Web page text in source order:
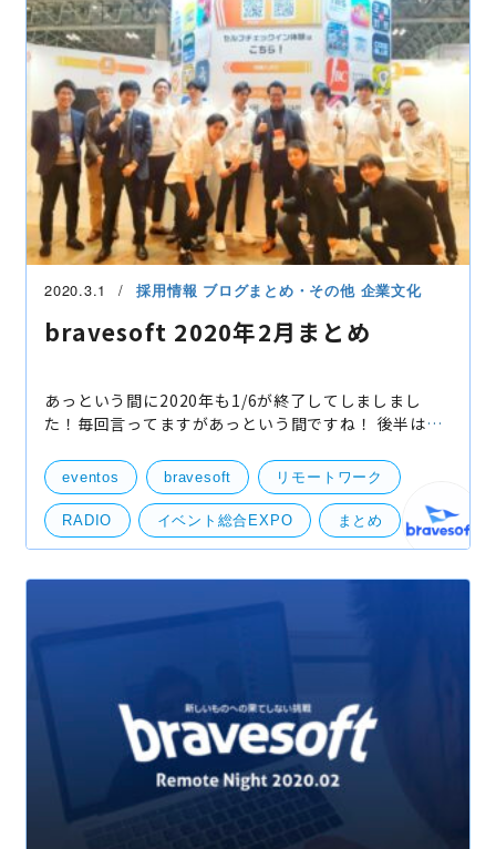
2020.3.1 採用情報 ブログまとめ・その他 企業文化
bravesoft 2020年2月まとめ
あっという間に2020年も1/6が終了してしましまし
た！毎回言ってますがあっという間ですね！ 後半は新
ましたが… そんな激動の2020年2月を振り返ります！
1.ラジオ
eventos bravesoft リモートワーク
RADIO イベント総合EXPO まとめ